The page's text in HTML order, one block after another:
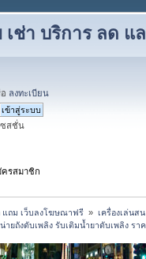
ช่า บริการ ลด
ลงทะเบียน
ซสชั่น
ครสมาชิก
แถม เว็บลงโฆษณาฟรี » เครื่องเล่นส
ยถังดับเพลิง รับเติมน้ำยาดับเพลิง ราค